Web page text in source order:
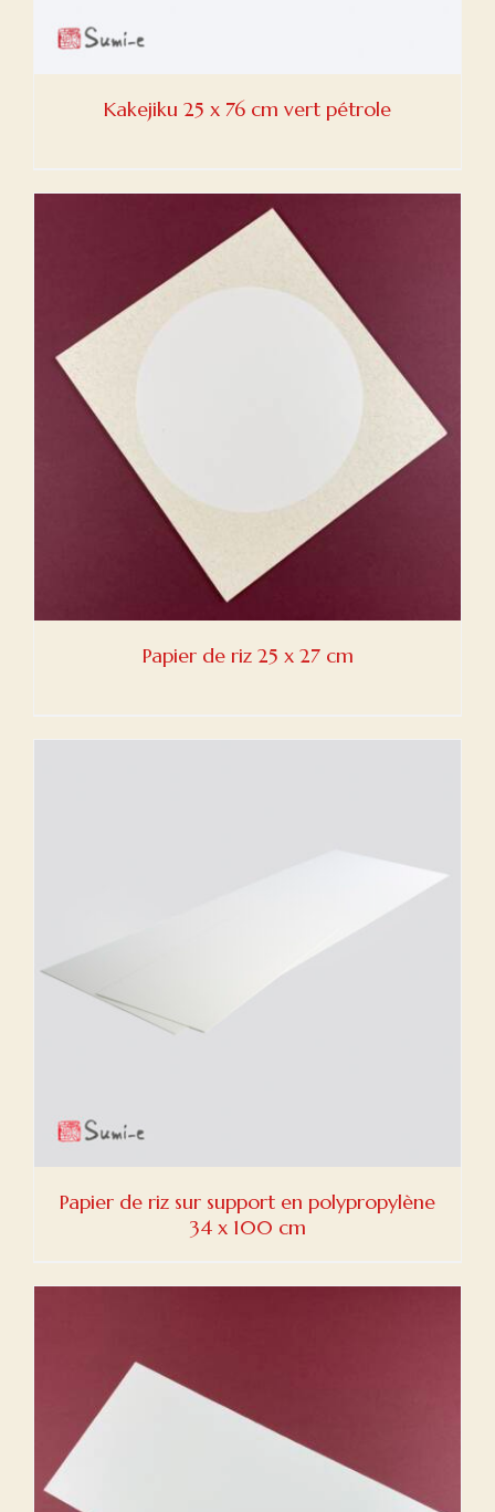
Kakejiku 25 x 76 cm vert pétrole
Papier de riz 25 x 27 cm
Papier de riz sur support en polypropylène
34 x 100 cm